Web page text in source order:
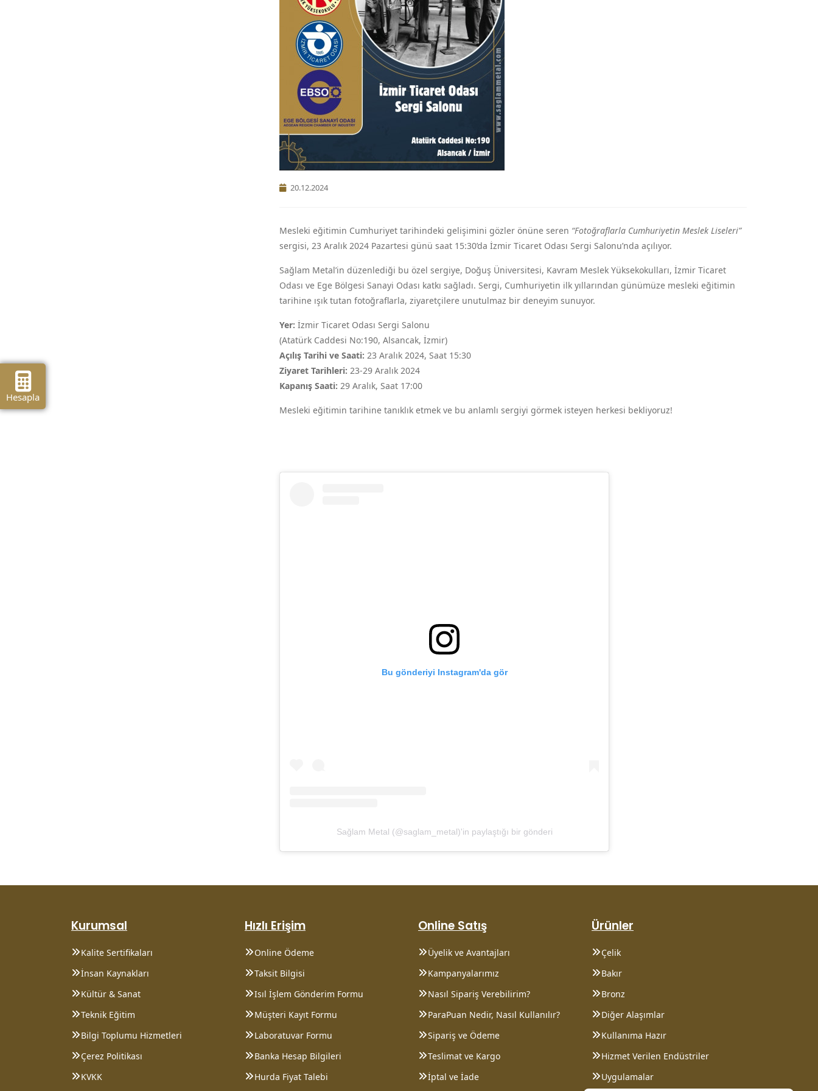
20.12.2024
Mesleki eğitimin Cumhuriyet tarihindeki gelişimini gözler önüne seren “Fotoğraflarla Cumhuriyetin Meslek Liseleri”
sergisi, 23 Aralık 2024 Pazartesi günü saat 15:30’da İzmir Ticaret Odası Sergi Salonu’nda açılıyor.
Sağlam Metal’in düzenlediği bu özel sergiye, Doğuş Üniversitesi, Kavram Meslek Yüksekokulları, İzmir Ticaret
Odası ve Ege Bölgesi Sanayi Odası katkı sağladı. Sergi, Cumhuriyetin ilk yıllarından günümüze mesleki eğitimin
tarihine ışık tutan fotoğraflarla, ziyaretçilere unutulmaz bir deneyim sunuyor.
Yer: İzmir Ticaret Odası Sergi Salonu
(Atatürk Caddesi No:190, Alsancak, İzmir)
Açılış Tarihi ve Saati: 23 Aralık 2024, Saat 15:30
Ziyaret Tarihleri: 23-29 Aralık 2024
Kapanış Saati: 29 Aralık, Saat 17:00
Mesleki eğitimin tarihine tanıklık etmek ve bu anlamlı sergiyi görmek isteyen herkesi bekliyoruz!
Bu gönderiyi Instagram'da gör
Sağlam Metal (@saglam_metal)'in paylaştığı bir gönderi
Kurumsal
Kalite Sertifikaları
İnsan Kaynakları
Kültür & Sanat
Teknik Eğitim
Bilgi Toplumu Hizmetleri
Çerez Politikası
KVKK
Hızlı Erişim
Online Ödeme
Taksit Bilgisi
Isıl İşlem Gönderim Formu
Müşteri Kayıt Formu
Laboratuvar Formu
Banka Hesap Bilgileri
Hurda Fiyat Talebi
Online Satış
Üyelik ve Avantajları
Kampanyalarımız
Nasıl Sipariş Verebilirim?
ParaPuan Nedir, Nasıl Kullanılır?
Sipariş ve Ödeme
Teslimat ve Kargo
İptal ve İade
Ürünler
Çelik
Bakır
Bronz
Diğer Alaşımlar
Kullanıma Hazır
Hizmet Verilen Endüstriler
Uygulamalar
Hesapla